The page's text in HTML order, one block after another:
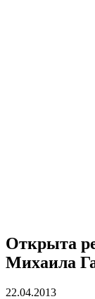
Открыта
Михаила
22.04.2013